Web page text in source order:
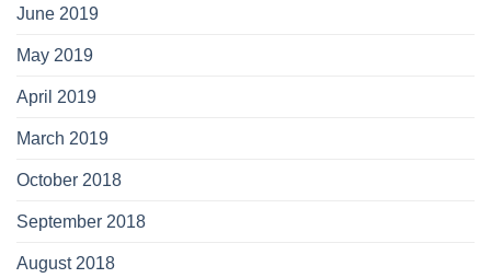
June 2019
May 2019
April 2019
March 2019
October 2018
September 2018
August 2018